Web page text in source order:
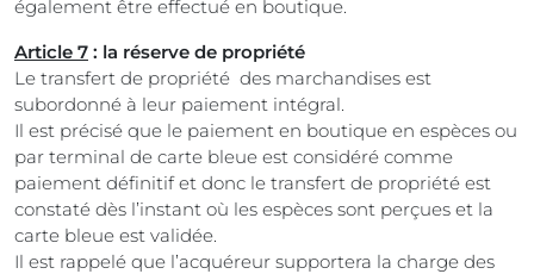
également être effectué en boutique.
Article 7 : la réserve de propriété
Le transfert de propriété des marchandises est
subordonné à leur paiement intégral.
Il est précisé que le paiement en boutique en espèces ou
par terminal de carte bleue est considéré comme
paiement définitif et donc le transfert de propriété est
constaté dès l’instant où les espèces sont perçues et la
carte bleue est validée.
Il est rappelé que l’acquéreur supportera la charge des